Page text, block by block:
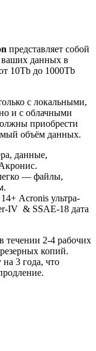
представляет собой
ваших данных в
10Tb до 1000Tb
с локальными,
и с облачными
приобрести
объём данных.
данные,
— файлы,
Acronis ультра-
IV & SSAE-18 дата
течении 2-4 рабочих
копий.
3 года, что